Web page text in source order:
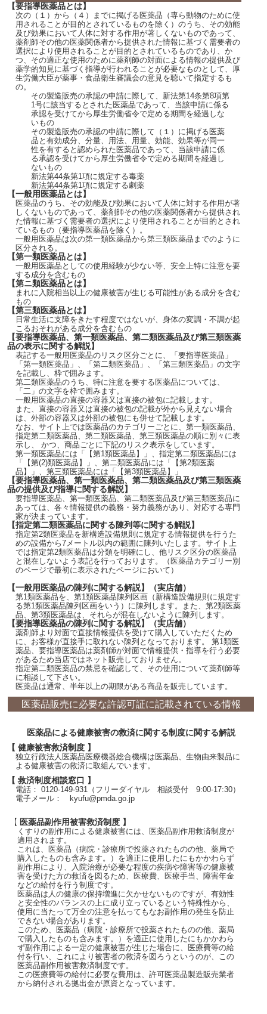
【要指導医薬品とは】
次の（１）から（４）までに掲げる医薬品（専ら動物のために使
用されることが目的とされているものを除く）のうち、その効能
及び効果において人体に対する作用が著しくないものであって、
薬剤師その他の医薬関係者から提供された情報に基づく需要者の
選択により使用されることが目的とされているものであり、か
つ、その適正な使用のために薬剤師の対面による情報の提供及び
薬学的知見に基づく指導が行われることが必要なものとして、厚
生労働大臣が薬事・食品衛生審議会の意見を聴いて指定するも
の。
その製造販売の承認の申請に際して、新法第14条第8項第
1号に該当するとされた医薬品であって、当該申請に係る
承認を受けてから厚生労働省令で定める期間を経過しな
いもの
その製造販売の承認の申請に際して（１）に掲げる医薬
品と有効成分、分量、用法、用量、効能、効果等が同一
性を有すると認められた医薬品であって、当該申請に係
る承認を受けてから厚生労働省令で定める期間を経過し
ないもの
新法第44条第1項に規定する毒薬
新法第44条第1項に規定する劇薬
【一般用医薬品とは】
医薬品のうち、その効能及び効果において人体に対する作用が著
しくないものであって、薬剤師その他の医薬関係者から提供され
た情報に基づく需要者の選択により使用されることが目的とされ
ているもの（要指導医薬品を除く）。
一般用医薬品は次の第一類医薬品から第三類医薬品までのように
区分される。
【第一類医薬品とは】
一般用医薬品としての使用経験が少ない等、安全上特に注意を要
する成分を含むもの
【第ニ類医薬品とは】
まれに入院相当以上の健康被害が生じる可能性がある成分を含む
もの
【第三類医薬品とは】
日常生活に支障をきたす程度ではないが、身体の変調・不調が起
こるおそれがある成分を含むもの
【要指導医薬品、第一類医薬品、第二類医薬品及び第三類医薬
品の表示に関する解説】
表記する一般用医薬品のリスク区分ごとに、「要指導医薬品」
「第一類医薬品」、「第二類医薬品」、「第三類医薬品」の文字
を記載し、枠で囲みます。
第二類医薬品のうち、特に注意を要する医薬品については、
「二」の文字を枠で囲みます。
一般用医薬品の直接の容器又は直接の被包に記載します。
また、直接の容器又は直接の被包の記載が外から見えない場合
は、外部の容器又は外部の被包にも併せて記載します。
なお、サイト上では医薬品のカテゴリーごとに、第一類医薬品、
指定第二類医薬品、第二類医薬品、第三類医薬品の順に別々に表
示し、 かつ、商品ごとに下記のリスク表示をしています。
第一類医薬品には「【第1類医薬品】」、指定第二類医薬品には
「【第(2)類医薬品】」、第二類医薬品には「【第2類医薬
品】」、第三類医薬品には「【第3類医薬品】」
【要指導医薬品、第一類医薬品、第二類医薬品及び第三類医薬
品の提供及び指導に関する解説】
要指導医薬品、第一類医薬品、第二類医薬品及び第三類医薬品に
あっては、各々情報提供の義務・努力義務があり、対応する専門
家が決まっています。
【指定第二類医薬品に関する陳列等に関する解説】
指定第2類医薬品を新構造設備規則に規定する情報提供を行うた
めの設備から7メートル以内の範囲に陳列いたします。サイト上
では指定第2類医薬品は分類を明確にし、他リスク区分の医薬品
と混在しないよう表記を行っております。（医薬品カテゴリー別
のページで最初に表示されたページにおいて）
【一般用医薬品の陳列に関する解説】（実店舗）
第1類医薬品を、第1類医薬品陳列区画（新構造設備規則に規定す
る第1類医薬品陳列区画をいう）に陳列します。また、第2類医薬
品、第3類医薬品は、それらが混在しないように陳列します。
【要指導医薬品の陳列に関する解説】（実店舗）
薬剤師より対面で直接情報提供を受けて購入していただくため
に、お客様が直接手に取れない陳列となっております。 第1類医
薬品、要指導医薬品は薬剤師が対面で情報提供・指導を行う必要
があるため当店ではネット販売しておりません。
指定第二類医薬品の禁忌を確認して、その使用について薬剤師等
に相談して下さい。
医薬品は通常、半年以上の期限がある商品を販売しています。
医薬品販売に必要な許認可証に記載されている情報
医薬品による健康被害の救済に関する制度に関する解説
【 健康被害救済制度 】
独立行政法人医薬品医療機器総合機構は医薬品、生物由来製品に
よる健康被害の救済に取組んでいます。
【 救済制度相談窓口 】
電話： 0120-149-931（フリーダイヤル 相談受付 9:00-17:30）
電子メール： kyufu@pmda.go.jp
【 医薬品副作用被害救済制度 】
くすりの副作用による健康被害には、医薬品副作用救済制度が
適用されます。
これは、医薬品（病院・診療所で投薬されたものの他、薬局で
購入したものも含みます。）を適正に使用したにもかかわらず
副作用により、入院治療が必要な程度の疾病や障害等の健康被
害を受けた方の救済を図るため、医療費、医療手当、障害年金
などの給付を行う制度です。
医薬品は人の健康の保持増進に欠かせないものですが、有効性
と安全性のバランスの上に成り立っているという特殊性から、
使用に当たって万全の注意を払ってもなお副作用の発生を防止
できない場合があります。
このため、医薬品（病院・診療所で投薬されたものの他、薬局
で購入したものも含みます。）を適正に使用したにもかかわら
ず副作用による一定の健康被害が生じた場合に、医療費等の給
付を行い、これにより被害者の救済を図ろうというのが、この
医薬品副作用被害救済制度です。
この医療費等の給付に必要な費用は、許可医薬品製造販売業者
から納付される拠出金が原資となっています。